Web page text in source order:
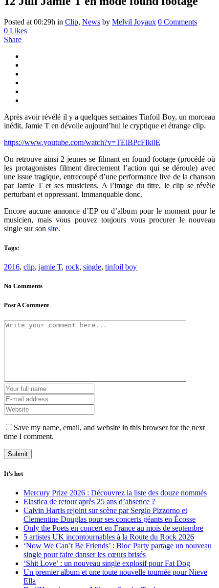
Posted at 00:29h in Clip, News by Melvil Joyaux 0 Comments
0 Likes
Share
Après avoir révélé il y a quelques semaines Tinfoil Boy, un morceau
inédit, Jamie T en dévoile aujourd’hui le cryptique et étrange clip.
https://www.youtube.com/watch?v=TElBPcFIk0E
On retrouve ainsi 2 jeunes se filmant en found footage (procédé où
les protagonistes filment directement l’action qui se déroule) avec
une issue tragique, entrecoupé d’une performance live de la chanson
par Jamie T et ses musiciens. A l’image du titre, le clip se révèle
perturbant et oppressant. Immanquable donc.
Encore aucune annonce d’EP ou d’album pour le moment pour le
musicien, mais vous pouvez toujours vous procurer le nouveau
single sur son site.
Tags:
2016, clip, jamie T, rock, single, tinfoil boy
No Comments
Post A Comment
Save my name, email, and website in this browser for the next
time I comment.
It’s hot
Mercury Prize 2026 : Découvrez la liste des douze nommés
Elastica de retour après 25 ans d’absence ?
Calvin Harris rejoint sur scène par Sergio Pizzorno et
Clementine Douglas pour ses concerts géants en Écosse
Only the Poets en concert en France au mois de septembre
5 artistes UK incontournables à la Route du Rock 2026
‘Now We Can’t Be Friends’ : Bloc Party partage un nouveau
single pour faire danser les cœurs brisés
‘Shit Love’ : un nouveau single explosif pour Fat Dog
Un premier album et une toute nouvelle tournée pour Nieve
Ella